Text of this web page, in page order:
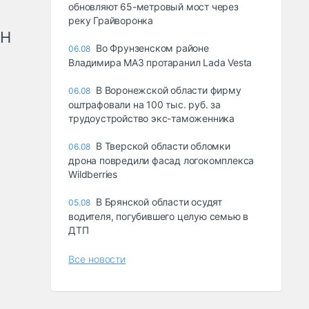
обновляют 65-метровый мост через
реку Грайворонка
06.08 Во Фрунзенском районе
Владимира МАЗ протаранил Lada Vesta
06.08 В Воронежской области фирму
оштрафовали на 100 тыс. руб. за
трудоустройство экс-таможенника
06.08 В Тверской области обломки
дрона повредили фасад логокомплекса
Wildberries
05.08 В Брянской области осудят
водителя, погубившего целую семью в
ДТП
Все новости